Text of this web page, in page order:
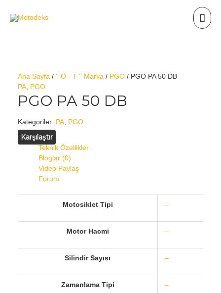
Ana Sayfa / '' O - T '' Marka / PGO/ PGO PA 50 DB
PA, PGO
PGO PA 50 DB
Kategoriler: PA, PGO
Karşılaştır
Teknik Özellikler
Bloglar (0)
Video Paylaş
Forum
Motosiklet Tipi –
Motor Hacmi –
Silindir Sayısı –
Zamanlama Tipi –